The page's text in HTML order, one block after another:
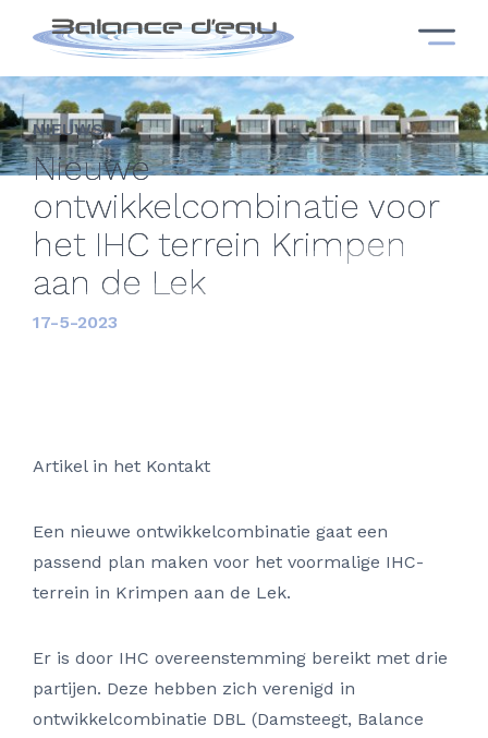
NIEUWS
Nieuwe
ontwikkelcombinatie voor
het IHC terrein Krimpen
aan de Lek
17-5-2023
Artikel in het Kontakt
Een nieuwe ontwikkelcombinatie gaat een
passend plan maken voor het voormalige IHC-
terrein in Krimpen aan de Lek.
Er is door IHC overeenstemming bereikt met drie
partijen. Deze hebben zich verenigd in
ontwikkelcombinatie DBL (Damsteegt, Balance